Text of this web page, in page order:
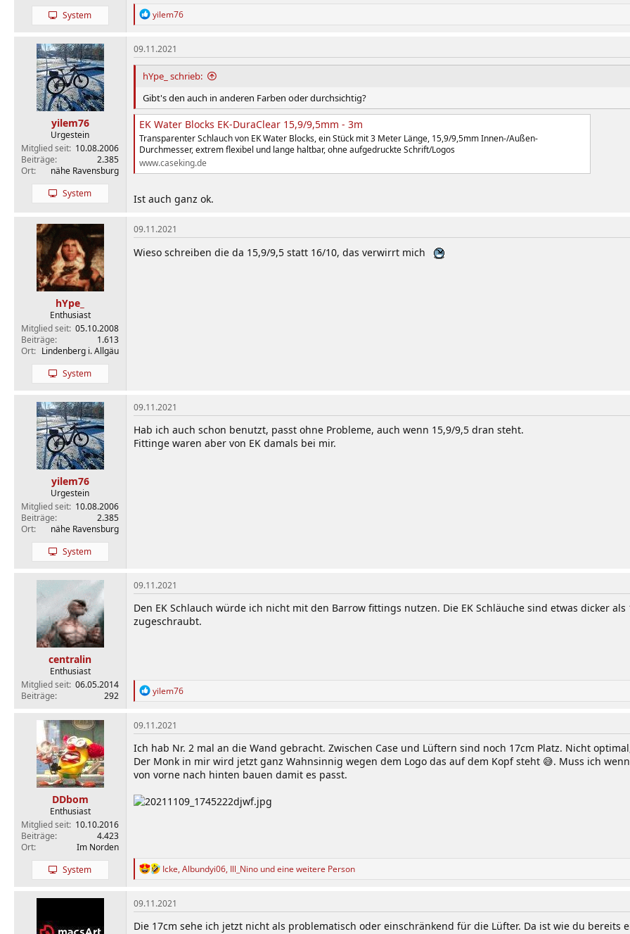
System
R
k
t
o
n
e
n
yilem76
yilem76
Urgestein
Mitglied seit 10.08.2006
Beiträge
2.385
Ort
nähe Ravensburg
System
09.11.2021
hYpe_ schrieb:
Gibt's den auch in anderen Farben oder durchsichtig?
EK Water Blocks EK-DuraClear 15,9/9,5mm - 3m
Transparenter Schlauch von EK Water Blocks, ein Stück mit 3 Meter Länge, 15,9/9,5mm Innen-/Außen-
Durchmesser, extrem flexibel und lange haltbar, ohne aufgedruckte Schrift/Logos
www.caseking.de
Ist auch ganz ok.
hYpe_
Enthusiast
Mitglied seit 05.10.2008
Beiträge
1.613
Ort
Lindenberg i. Allgäu
System
09.11.2021
Wieso schreiben die da 15,9/9,5 statt 16/10, das verwirrt mich
yilem76
Urgestein
Mitglied seit 10.08.2006
Beiträge
2.385
Ort
nähe Ravensburg
System
09.11.2021
Hab ich auch schon benutzt, passt ohne Probleme, auch wenn 15,9/9,5 dran steht.
Fittinge waren aber von EK damals bei mir.
centralin
Enthusiast
Mitglied seit 06.05.2014
Beiträge
292
09.11.2021
Den EK Schlauch würde ich nicht mit den Barrow fittings nutzen. Die EK Schläuche sind etwas dicker
zugeschraubt.
R
k
t
i
o
n
e
:
yilem76
DDbom
Enthusiast
Mitglied seit 10.10.2016
Beiträge
4.423
Ort
Im Norden
System
09.11.2021
Ich hab Nr. 2 mal an die Wand gebracht. Zwischen Case und Lüftern sind noch 17cm Platz. Nicht
Der Monk in mir wird jetzt ganz Wahnsinnig wegen dem Logo das auf dem Kopf steht 😅. Muss ich
von vorne nach hinten bauen damit es passt.
R
k
t
i
Icke, Albundyi06, Ill_Nino und eine weitere Person
09.11.2021
Die 17cm sehe ich jetzt nicht als problematisch oder einschränkend für die Lüfter. Da ist wie du bereits